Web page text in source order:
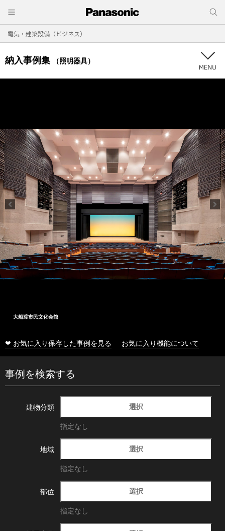
電気・建築設備（ビジネス）
納入事例集 （照明器具）
大船渡市民文化会館
❤ お気に入り保存した事例を見る お気に入り機能について
事例を検索する
建物分類 選択
指定なし
地域 選択
指定なし
部位 選択
指定なし